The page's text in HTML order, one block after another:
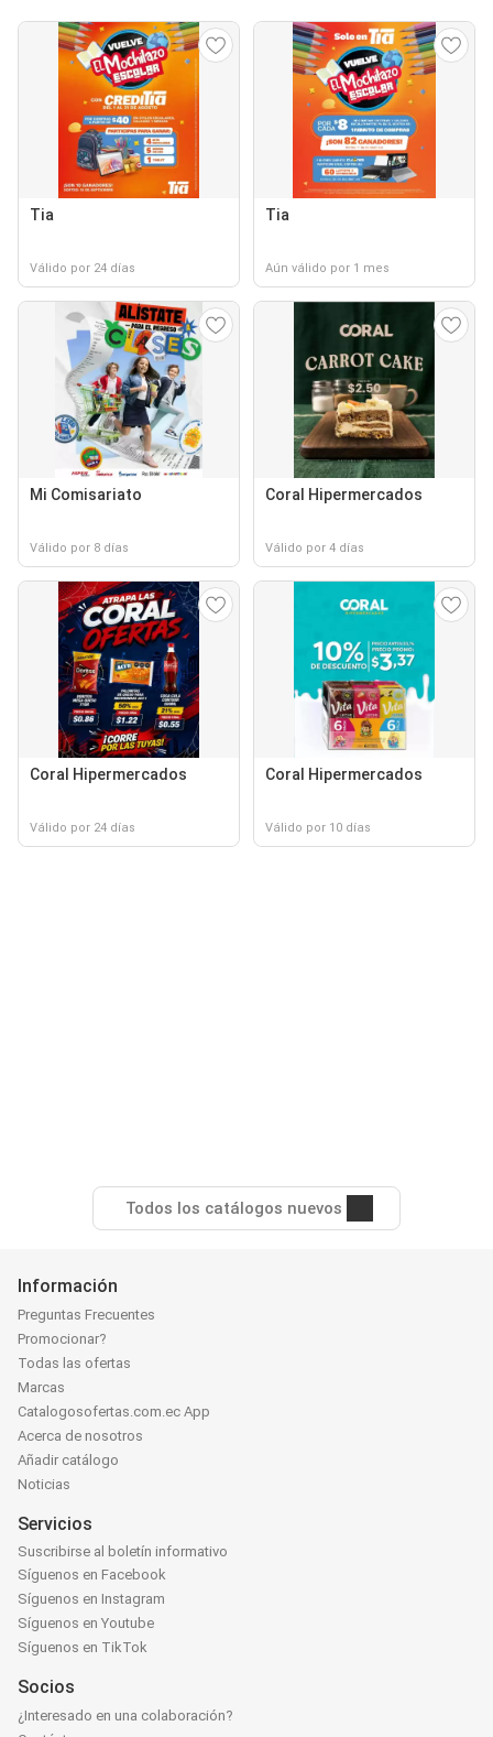
Tia
Válido por 24 días
Tia
Aún válido por 1 mes
Mi Comisariato
Válido por 8 días
Coral Hipermercados
Válido por 4 días
Coral Hipermercados
Válido por 24 días
Coral Hipermercados
Válido por 10 días
Todos los catálogos nuevos
Información
Preguntas Frecuentes
Promocionar?
Todas las ofertas
Marcas
Catalogosofertas.com.ec App
Acerca de nosotros
Añadir catálogo
Noticias
Servicios
Suscribirse al boletín informativo
Síguenos en Facebook
Síguenos en Instagram
Síguenos en Youtube
Síguenos en TikTok
Socios
¿Interesado en una colaboración?